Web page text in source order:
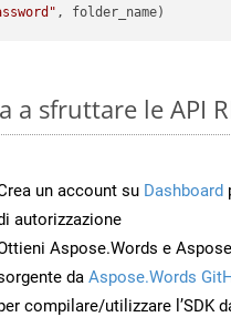
a sfruttare le API
un account su Dashboard
autorizzazione
Aspose.Words e
da Aspose.Words
compilare/utilizzare l’SDK